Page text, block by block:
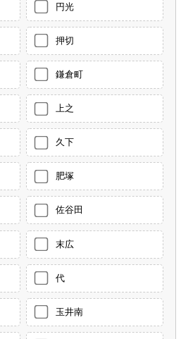
円光
押切
鎌倉町
上之
久下
肥塚
佐谷田
末広
代
玉井南